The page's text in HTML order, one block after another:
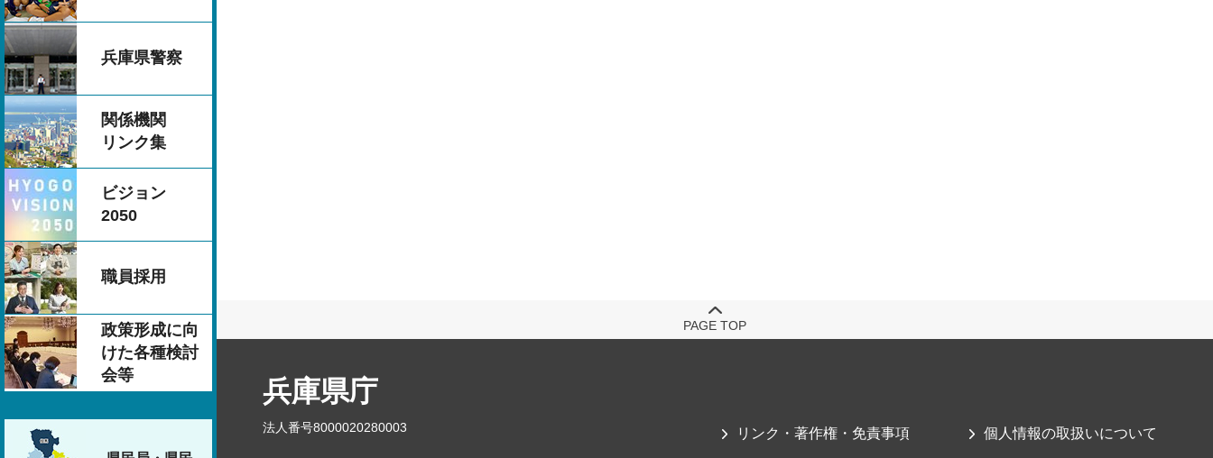
兵庫県警察
関係機関
リンク集
ビジョン
2050
職員採用
政策形成に向
けた各種検討
会等
PAGE TOP
兵庫県庁
法人番号8000020280003 リンク・著作権・免責事項 個人情報の取扱いについて